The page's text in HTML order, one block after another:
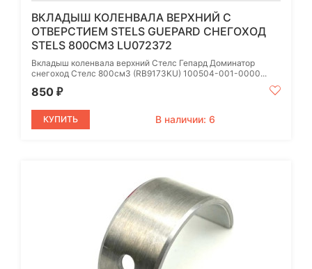
ВКЛАДЫШ КОЛЕНВАЛА ВЕРХНИЙ С
ОТВЕРСТИЕМ STELS GUEPARD СНЕГОХОД
STELS 800СМ3 LU072372
Вкладыш коленвала верхний Стелс Гепард Доминатор
снегоход Стелс 800см3 (RB9173KU) 100504-001-0000...
850 ₽
КУПИТЬ В наличии: 6